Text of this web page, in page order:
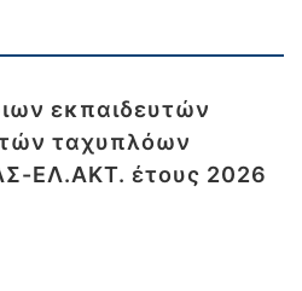
εκπαιδευτών
ταχυπλόων
ΕΛ.ΑΚΤ. έτους 2026